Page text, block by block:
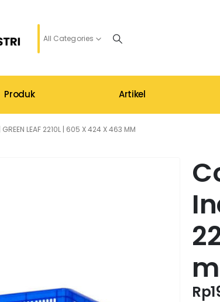
All Categories
Produk Artikel
GREEN LEAF 2210L | 605 X 424 X 463 MM
Rp